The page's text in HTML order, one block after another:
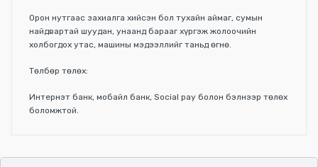
Орон нутгаас захиалга хийсэн бол тухайн аймаг, сумын
найдвартай шуудан, унаанд барааг хүргэж жолоочийн
холбогдох утас, машины мэдээллийг таньд өгнө.
Төлбөр төлөх:
Интернэт банк, мобайл банк, Social pay болон бэлнээр төлөх
боломжтой.